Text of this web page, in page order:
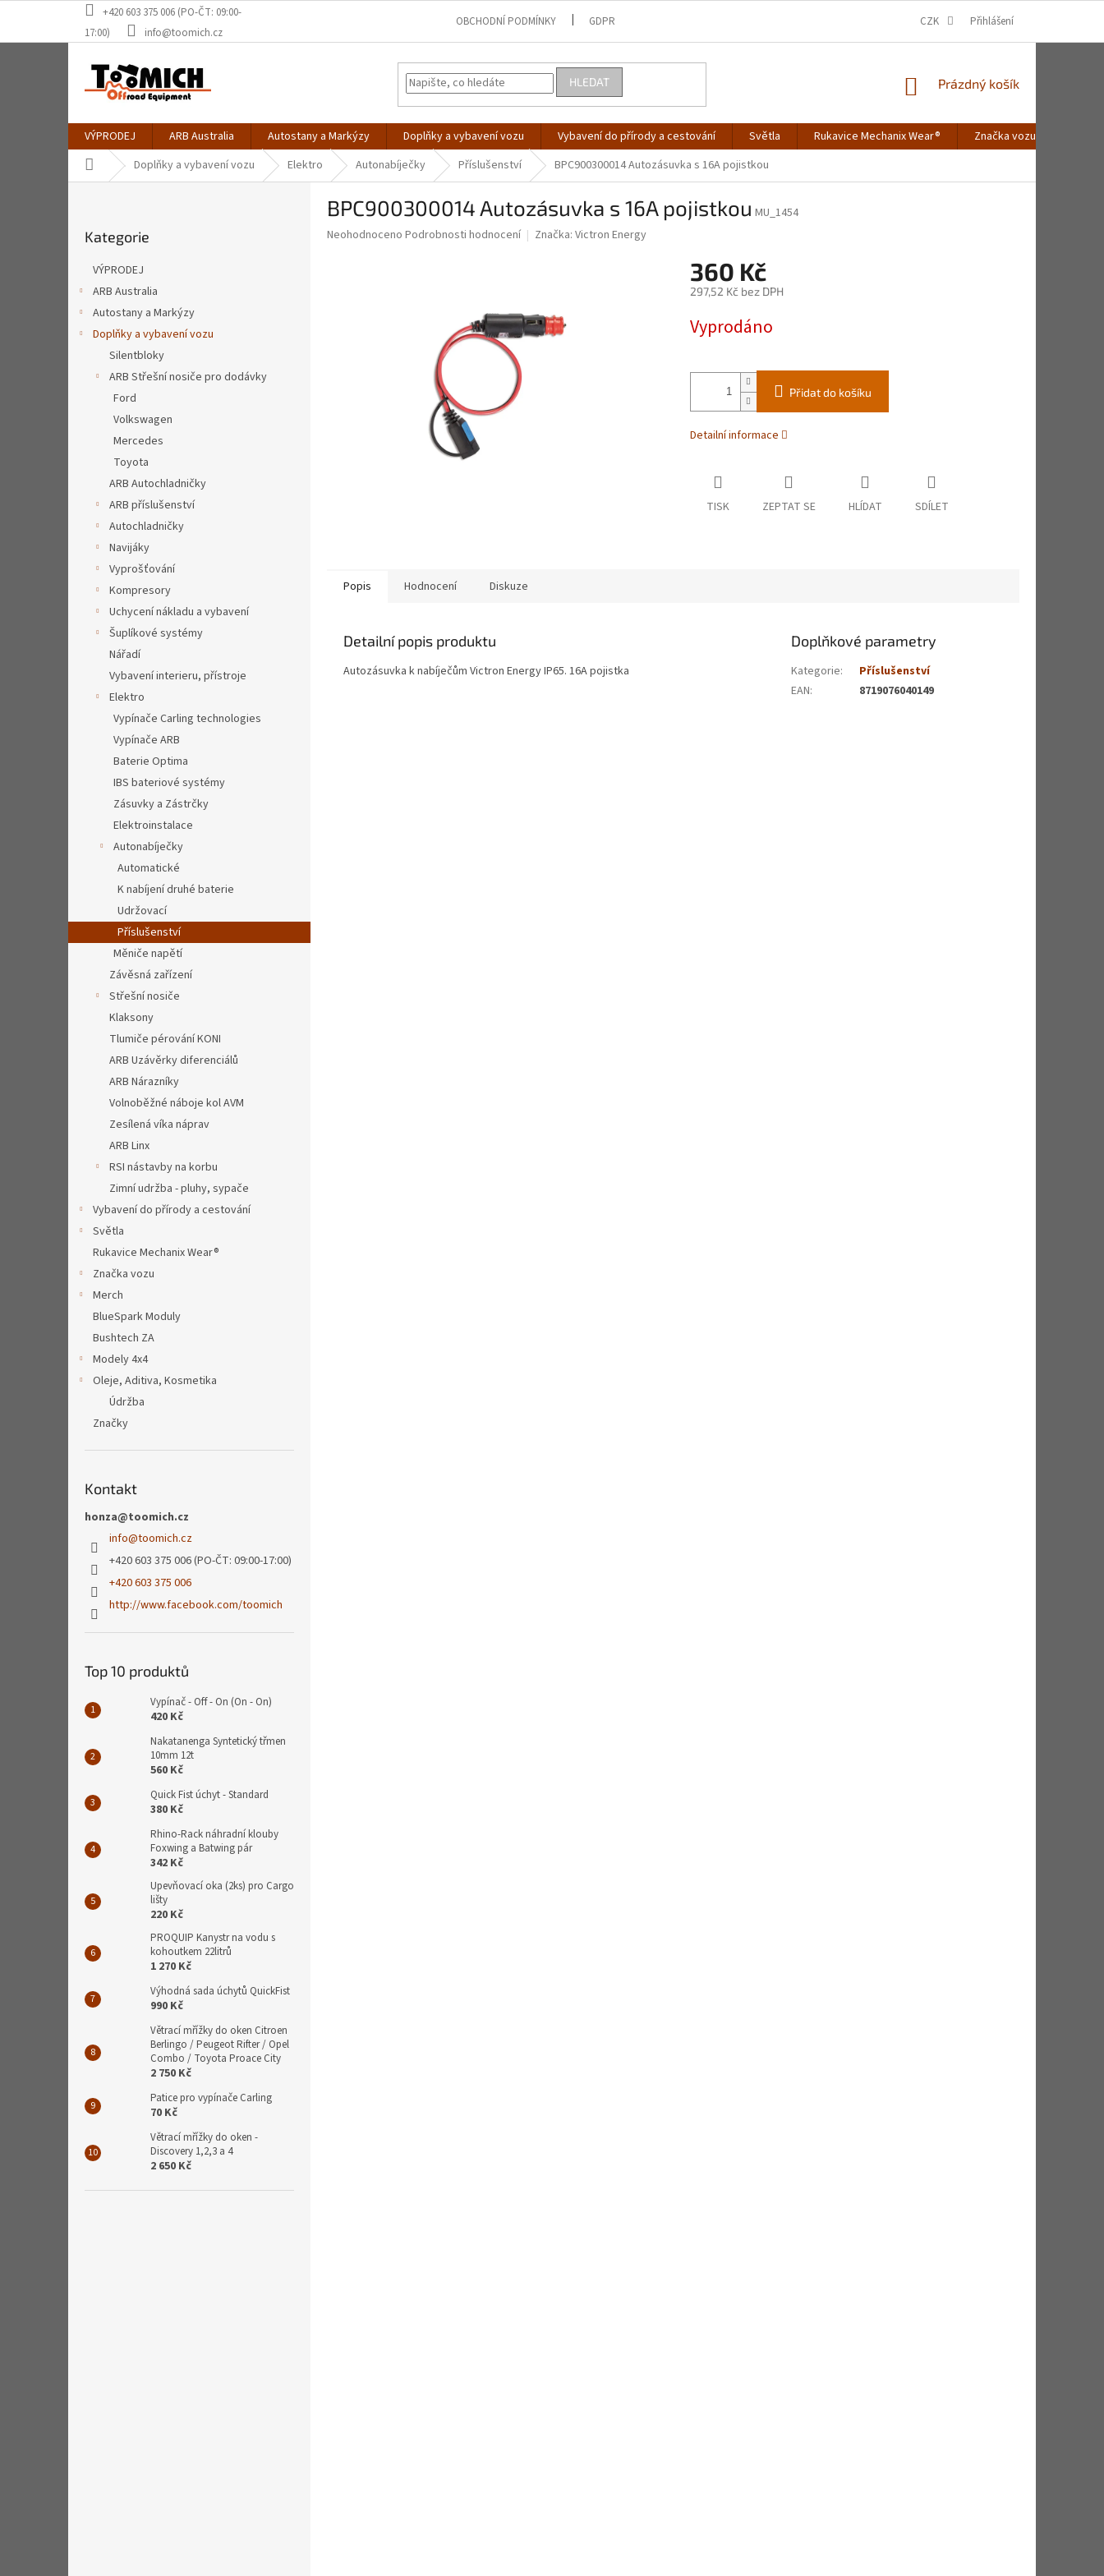
obsah
+420 603 375 006 (PO-ČT: 09:00-
17:00)
info@toomich.cz
OBCHODNÍ PODMÍNKY GDPR CZK Přihlášení
HLEDAT
NÁKUPNÍ
Prázdný košík
VÝPRODEJ ARB Australia Autostany a Markýzy Doplňky a vybavení vozu Vybavení do přírody a cestování Světla Rukavice Mechanix Wear® Značka vozu
Domů Doplňky a vybavení vozu Elektro Autonabíječky Příslušenství BPC900300014 Autozásuvka s 16A pojistkou
kategorie
Kategorie
VÝPRODEJ
ARB Australia
Autostany a Markýzy
Doplňky a vybavení vozu
Silentbloky
ARB Střešní nosiče pro dodávky
Ford
Volkswagen
Mercedes
Toyota
ARB Autochladničky
ARB příslušenství
Autochladničky
Navijáky
Vyprošťování
Kompresory
Uchycení nákladu a vybavení
Šuplíkové systémy
Nářadí
Vybavení interieru, přístroje
Elektro
Vypínače Carling technologies
Vypínače ARB
Baterie Optima
IBS bateriové systémy
Zásuvky a Zástrčky
Elektroinstalace
Autonabíječky
Automatické
K nabíjení druhé baterie
Udržovací
Příslušenství
Měniče napětí
Závěsná zařízení
Střešní nosiče
Klaksony
Tlumiče pérování KONI
ARB Uzávěrky diferenciálů
ARB Nárazníky
Volnoběžné náboje kol AVM
Zesílená víka náprav
ARB Linx
RSI nástavby na korbu
Zimní udržba - pluhy, sypače
Vybavení do přírody a cestování
Světla
Rukavice Mechanix Wear®
Značka vozu
Merch
BlueSpark Moduly
Bushtech ZA
Modely 4x4
Oleje, Aditiva, Kosmetika
Údržba
Značky
Kontakt
honza@toomich.cz
info@toomich.cz
+420 603 375 006 (PO-ČT: 09:00-17:00)
+420 603 375 006
http://www.facebook.com/toomich
Top 10 produktů
Vypínač - Off - On (On - On)
420 Kč
Nakatanenga Syntetický třmen
10mm 12t
560 Kč
Quick Fist úchyt - Standard
380 Kč
Rhino-Rack náhradní klouby
Foxwing a Batwing pár
342 Kč
Upevňovací oka (2ks) pro Cargo
lišty
220 Kč
PROQUIP Kanystr na vodu s
kohoutkem 22litrů
1 270 Kč
Výhodná sada úchytů QuickFist
990 Kč
Větrací mřížky do oken Citroen
Berlingo / Peugeot Rifter / Opel
Combo / Toyota Proace City
2 750 Kč
Patice pro vypínače Carling
70 Kč
Větrací mřížky do oken -
Discovery 1,2,3 a 4
2 650 Kč
BPC900300014 Autozásuvka s 16A pojistkou MU_1454
Průměrné
Neohodnoceno Podrobnosti hodnocení Značka: Victron Energy
360 Kč
297,52 Kč bez DPH
cena:
Vyprodáno
Přidat do košíku
Detailní informace
TISK ZEPTAT SE HLÍDAT SDÍLET
Popis Hodnocení Diskuze
Detailní popis produktu
Autozásuvka k nabíječům Victron Energy IP65. 16A pojistka
Doplňkové parametry
Kategorie:
Příslušenství
EAN: 8719076040149